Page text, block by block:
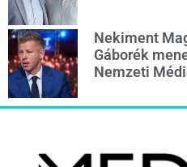
Nekiment
Gáborék
Nemzeti